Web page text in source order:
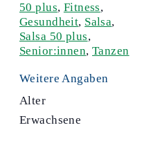
50 plus, Fitness,
Gesundheit, Salsa,
Salsa 50 plus,
Senior:innen, Tanzen
Weitere Angaben
Alter
Erwachsene